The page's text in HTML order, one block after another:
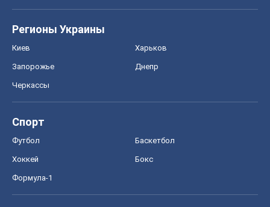
Регионы Украины
Киев Харьков
Запорожье Днепр
Черкассы
Спорт
Футбол Баскетбол
Хоккей Бокс
Формула-1